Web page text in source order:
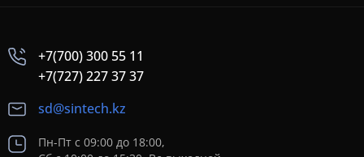
+7(700) 300 55 11
+7(727) 227 37 37
sd@sintech.kz
Пн-Пт с 09:00 до 18:00,